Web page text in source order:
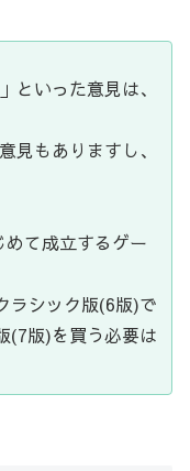
といった意見は、
見もありますし、
て成立するゲー
ラシック版(6版)で
(7版)を買う必要は